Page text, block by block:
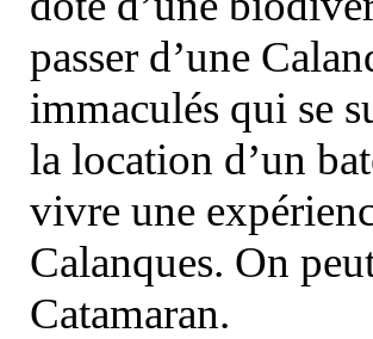
passer d’une
immaculés qui se
la location d’un
vivre une
Calanques. On
Catamaran.